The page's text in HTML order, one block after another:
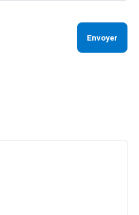
Envoyer